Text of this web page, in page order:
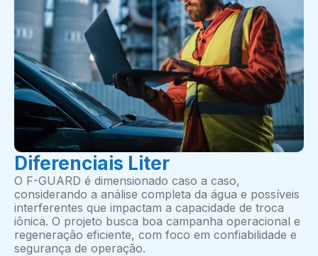
Diferenciais Liter
O F-GUARD é dimensionado caso a caso,
considerando a análise completa da água e possíveis
interferentes que impactam a capacidade de troca
iônica. O projeto busca boa campanha operacional e
regeneração eficiente, com foco em confiabilidade e
segurança de operação.